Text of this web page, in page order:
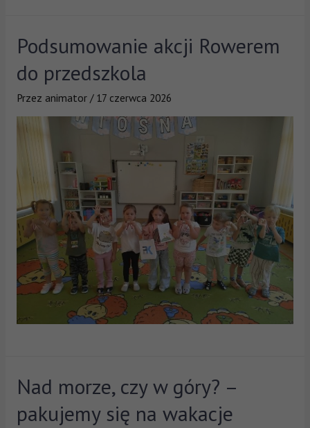
Podsumowanie akcji Rowerem
do przedszkola
Przez animator / 17 czerwca 2026
Nad morze, czy w góry? –
pakujemy się na wakacje